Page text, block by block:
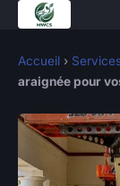
Accueil ›
araignée pour